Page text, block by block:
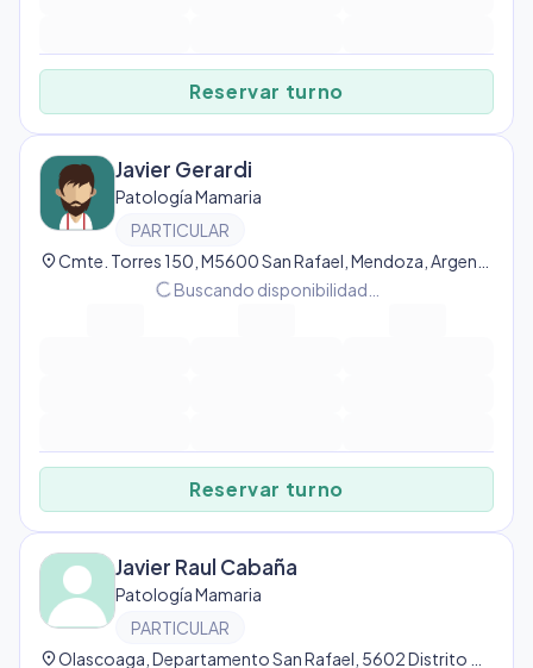
Reservar turno
Javier Gerardi
Patología Mamaria
PARTICULAR
location_on
progress_activityBuscando disponibilidad…
Reservar turno
Javier Raul Cabaña
Patología Mamaria
PARTICULAR
location_on